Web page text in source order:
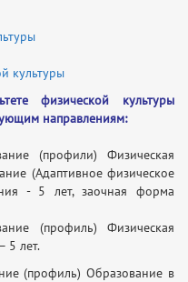
культуры
физической культуры
направлениям:
(профили) Физическая
(Адаптивное физическое
- 5 лет, заочная форма
(профиль) Физическая
5 лет.
(профиль) Образование в